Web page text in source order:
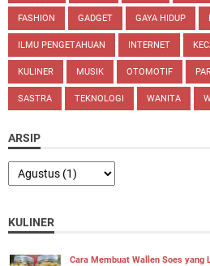
FASHION GADGET GAYA HIDUP
ILMU PENGETAHUAN INTERNET
KULINER MUSIK OTOMOTIF
SASTRA TEKNOLOGI WANITA
ARSIP
KULINER
Cara Membuat Wallen Soes yang